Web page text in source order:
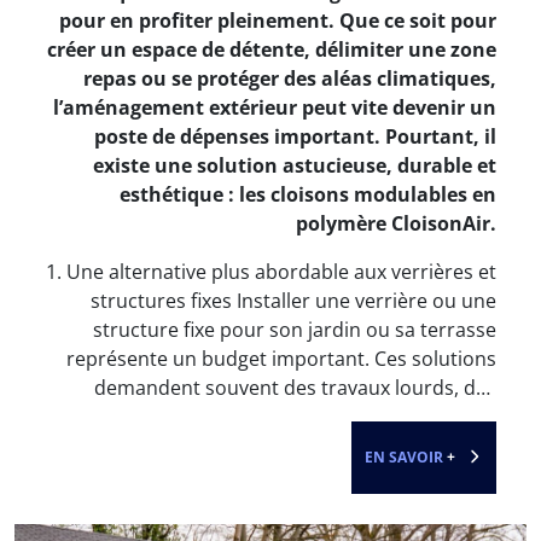
ou organiser un événement en extérieur, puis les
remettre pour assurer la sécurité des enfants ou
des animaux. Une installation simple et sans rails
au sol Contrairement à d'autres dispositifs
permanents, les cloisons CloisonAir ne
nécessitent pas de fixation au sol. Aucune
détérioration de votre terrasse ou pelouse : les
cloisons reposent sur des supports stables,
pensés pour résister aux intempéries. Cette
installation sans rails au sol garantit à la fois un
rendu épuré et une liberté de mouvement totale.
Résistance et sécurité certifiées Fabriquées en
polymère ultra-résistant, ces cloisons absorbent
efficace pour les enfants et les animaux, tout en
respectant les normes de sécurité. Vous pouvez
également y intégrer une porte avec fermeture
Avec l’arrivée des beaux jours, nombreux sont
ceux qui souhaitent aménager leur extérieur
pour en profiter pleinement. Que ce soit pour
créer un espace de détente, délimiter une zone
repas ou se protéger des aléas climatiques,
l’aménagement extérieur peut vite devenir un
poste de dépenses important. Pourtant, il
existe une solution astucieuse, durable et
esthétique : les cloisons modulables en
polymère CloisonAir.
1. Une alternative plus abordable aux verrières et
structures fixes Installer une verrière ou une
structure fixe pour son jardin ou sa terrasse
autorisations et un entretien rigoureux. Les
cloisons modulables en polymère offrent un
résultat visuel très proche du verre, sans les